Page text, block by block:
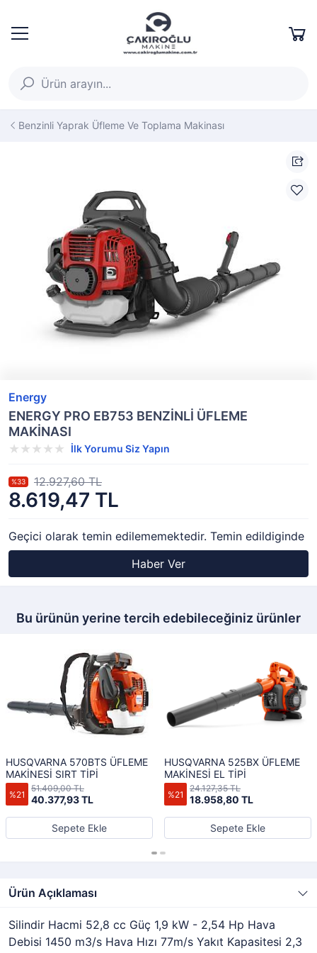
Benzinli Yaprak Üfleme Ve Toplama Makinası
Energy
ENERGY PRO EB753 BENZİNLİ ÜFLEME
MAKİNASI
İlk Yorumu Siz Yapın
8.619,47 TL
%33 12.927,60 TL
Geçici olarak temin edilememektedir. Temin edildiginde
Haber Ver
Bu ürünün yerine tercih edebileceğiniz ürünler
HUSQVARNA 570BTS ÜFLEME
MAKİNESİ SIRT TİPİ
%21 40.377,93 TL
51.409,00 TL
Sepete Ekle
HUSQVARNA 525BX ÜFLEME
MAKİNESİ EL TİPİ
%21 18.958,80 TL
24.127,35 TL
Sepete Ekle
Ürün Açıklaması
Silindir Hacmi 52,8 cc Güç 1,9 kW - 2,54 Hp Hava
Debisi 1450 m3/s Hava Hızı 77m/s Yakıt Kapasitesi 2,3